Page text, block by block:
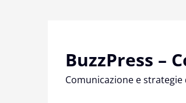
BuzzPress –
Comunicazione e